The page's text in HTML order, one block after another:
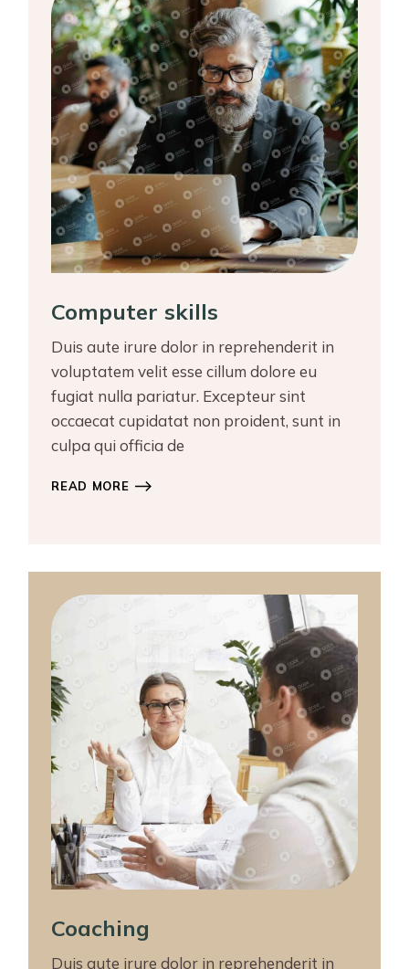
Computer skills
Duis aute irure dolor in reprehenderit in
voluptatem velit esse cillum dolore eu
fugiat nulla pariatur. Excepteur sint
occaecat cupidatat non proident, sunt in
culpa qui officia de
READ MORE
Coaching
Duis aute irure dolor in reprehenderit in